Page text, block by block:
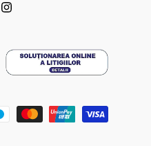
Instagram